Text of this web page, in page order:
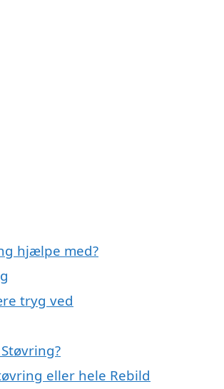
hjælpe med?
tryg ved
eller hele Rebild